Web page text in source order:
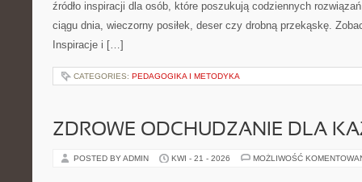
źródło inspiracji dla osób, które poszukują codziennych
ciągu dnia, wieczorny posiłek, deser czy drobną przekąskę.
Inspiracje i […]
CATEGORIES: PEDAGOGIKA I METODYKA
ZDROWE ODCHUDZANIE DLA
POSTED BY ADMIN KWI - 21 - 2026 MOŻLIWOŚĆ